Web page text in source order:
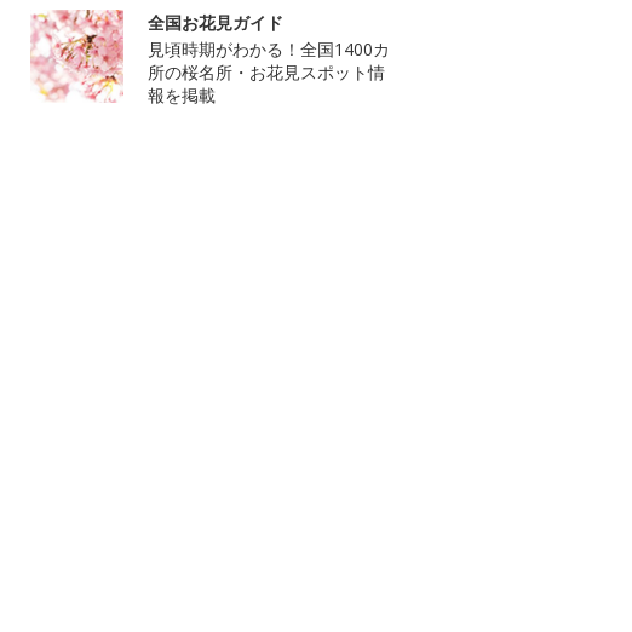
全国お花見ガイド
見頃時期がわかる！全国1400カ
所の桜名所・お花見スポット情
報を掲載